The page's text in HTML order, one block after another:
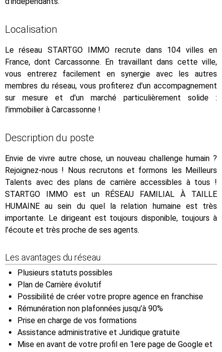
Localisation
Le réseau STARTGO IMMO recrute dans 104 villes en
France, dont Carcassonne. En travaillant dans cette ville,
vous entrerez facilement en synergie avec les autres
membres du réseau, vous profiterez d'un accompagnement
sur mesure et d'un marché particulièrement solide :
l'immobilier à Carcassonne !
Description du poste
Envie de vivre autre chose, un nouveau challenge humain ?
Rejoignez-nous ! Nous recrutons et formons les Meilleurs
Talents avec des plans de carrière accessibles à tous !
STARTGO IMMO est un RÉSEAU FAMILIAL À TAILLE
HUMAINE au sein du quel la relation humaine est très
importante. Le dirigeant est toujours disponible, toujours à
l’écoute et très proche de ses agents.
Les avantages du réseau
Plusieurs statuts possibles
Plan de Carrière évolutif
Possibilité de créer votre propre agence en franchise
Rémunération non plafonnées jusqu’à 90%
Prise en charge de vos formations
Assistance administrative et Juridique gratuite
Mise en avant de votre profil en 1ere page de Google et